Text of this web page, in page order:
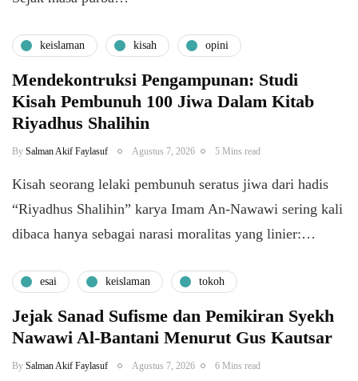
keislaman kisah opini
Mendekontruksi Pengampunan: Studi
Kisah Pembunuh 100 Jiwa Dalam Kitab
Riyadhus Shalihin
By Salman Akif Faylasuf Agustus 7, 2026 5 Mins read
Kisah seorang lelaki pembunuh seratus jiwa dari hadis
“Riyadhus Shalihin” karya Imam An-Nawawi sering kali
dibaca hanya sebagai narasi moralitas yang linier:…
esai keislaman tokoh
Jejak Sanad Sufisme dan Pemikiran Syekh
Nawawi Al-Bantani Menurut Gus Kautsar
By Salman Akif Faylasuf Agustus 7, 2026 6 Mins read